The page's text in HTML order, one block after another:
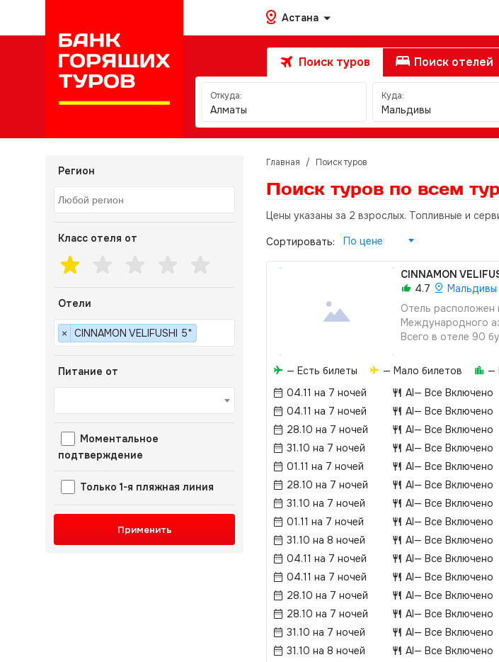
Астана
Поиск туров Поиск отелей
Откуда:
Алматы
Куда:
Мальдивы
Регион
Класс отеля от
Отели
× CINNAMON VELIFUSHI 5*
Питание от
Моментальное
подтверждение
Только 1-я пляжная линия
Применить
Главная / Поиск туров
Поиск туров по всем
Цены указаны за 2 взрослых. Топливные и
Сортировать: По цене
CINNAMON
4.7
Мальдивы
Отель расположен
Международного
Всего в отеле 90
— Есть билеты — Мало билетов —
04.11 на 7 ночей
AI— Все Включено
04.11 на 7 ночей
AI— Все Включено
28.10 на 7 ночей
AI— Все Включено
31.10 на 7 ночей
AI— Все Включено
01.11 на 7 ночей
AI— Все Включено
28.10 на 7 ночей
AI— Все Включено
31.10 на 7 ночей
AI— Все Включено
01.11 на 7 ночей
AI— Все Включено
31.10 на 8 ночей
AI— Все Включено
04.11 на 7 ночей
AI— Все Включено
04.11 на 7 ночей
AI— Все Включено
28.10 на 7 ночей
AI— Все Включено
28.10 на 7 ночей
AI— Все Включено
31.10 на 7 ночей
AI— Все Включено
31.10 на 8 ночей
AI— Все Включено